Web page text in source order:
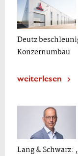
Deutz
Konzernumbau
weiterlesen
Lang &